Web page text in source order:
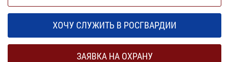
ХОЧУ СЛУЖИТЬ В РОСГВАРДИИ
ЗАЯВКА НА ОХРАНУ